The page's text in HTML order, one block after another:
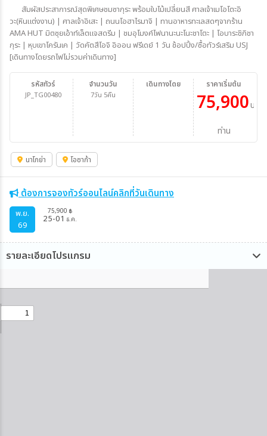
สัมผัสประสาการณ์สุดพิเศษชมซากุระ พร้อมใบไม้เปลี่ยนสี ศาลเจ้าเมโอโตะอิ
วะ(หินแต่งงาน) | ศาลเจ้าอิเสะ | ถนนโอฮาไรมาจิ | ทานอาหารทะเลสดๆจากร้าน
AMA HUT มิตซุยเอ้าท์เล็ตแจสดรีม | ชมอุโมงค์ไฟนานะนะโนะชาโตะ | โอบาระชิภิชา
กุระ | หุบเขาโครันเค | วัดคัตสึโอจิ อิออน ฟรีเดย์ 1 วัน ช้อปปิ้ง/ซื้อทัวร์เสริม USJ
[เดินทางโดยรถไฟไม่รวมค่าเดินทาง]
รหัสทัวร์
JP_TG00480
จำนวนวัน
7วัน 5คืน
ราคาเริ่มต้น
75,900บาท/
ท่าน
เดินทางโดย
นาโกย่า โอซาก้า
ต้องการจองทัวร์ออนไลน์คลิกที่วันเดินทาง
พ.ย.
69
75,900 ฿
25-01 ธ.ค.
รายละเอียดโปรแกรม